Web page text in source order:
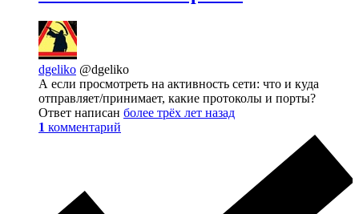
dgeliko @dgeliko
А если просмотреть на активность сети: что и куда
отправляет/принимает, какие протоколы и порты?
Ответ написан более трёх лет назад
1 комментарий